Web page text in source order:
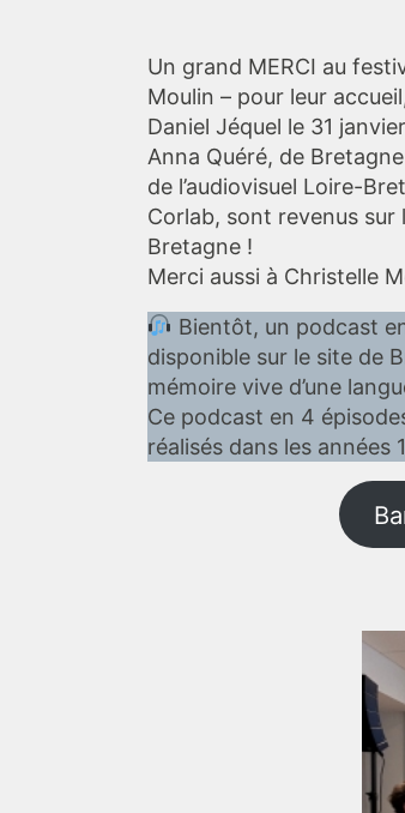
Un grand MERCI au
Moulin – pour leur
Daniel Jéquel le 31
Anna Quéré, de
de l’audiovisuel Loire-
Corlab, sont revenus
Bretagne !
Merci aussi à Christelle
Bientôt, un podcast
disponible sur le site de
mémoire vive d’une
Ce podcast en 4
réalisés dans les années